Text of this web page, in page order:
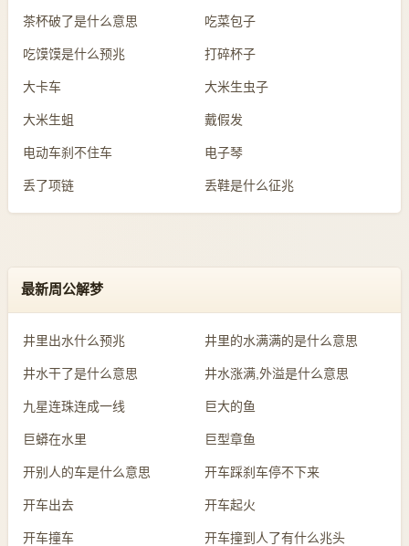
茶杯破了是什么意思 吃菜包子
吃馍馍是什么预兆 打碎杯子
大卡车 大米生虫子
大米生蛆 戴假发
电动车刹不住车 电子琴
丢了项链 丢鞋是什么征兆
最新周公解梦
井里出水什么预兆 井里的水满满的是什么意思
井水干了是什么意思 井水涨满,外溢是什么意思
九星连珠连成一线 巨大的鱼
巨蟒在水里 巨型章鱼
开别人的车是什么意思 开车踩刹车停不下来
开车出去 开车起火
开车撞车 开车撞到人了有什么兆头